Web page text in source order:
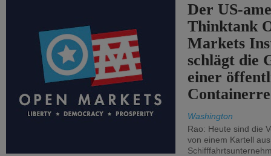
Der US-
Thinktank
Markets
schlägt die
einer
Washington
Rao: Heute sind die
von einem Kartell